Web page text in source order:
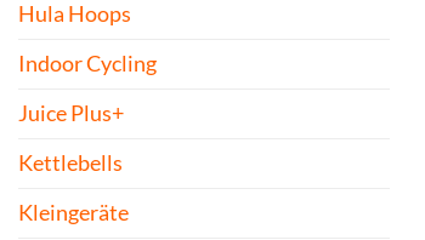
Hula Hoops
Indoor Cycling
Juice Plus+
Kettlebells
Kleingeräte